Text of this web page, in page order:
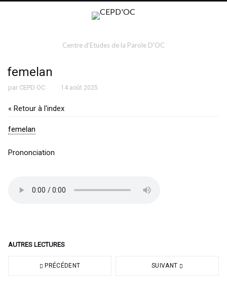
Centre d'Etudes de la Parole D'OC
femelan
par CEPD OC 14 août 2025
« Retour à l'index
femelan
Prononciation
AUTRES LECTURES
PRÉCÉDENT SUIVANT